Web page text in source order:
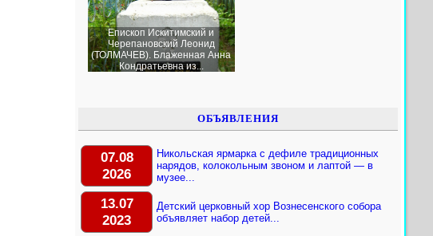
Епископ Искитимский и
Черепановский Леонид
(ТОЛМАЧЕВ). Блаженная Анна
Кондратьевна из...
ОБЪЯВЛЕНИЯ
07.08
2026
Никольская ярмарка с дефиле традиционных
нарядов, колокольным звоном и лаптой — в
музее...
13.07
2023
Детский церковный хор Вознесенского собора
объявляет набор детей...